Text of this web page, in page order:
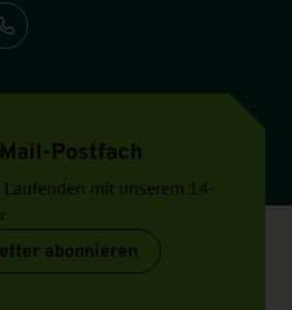
Anrufen: +49-351-2138 137
Postfach
mit unserem 14-
abonnieren